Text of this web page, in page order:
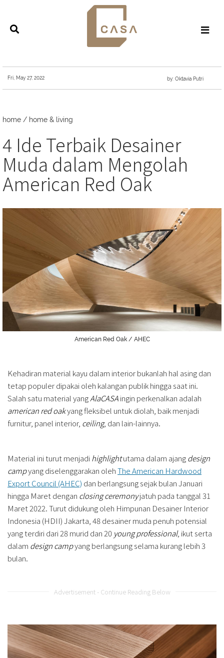
Fri, May 27, 2022 by: Oktavia Putri
home / home & living
4 Ide Terbaik Desainer
Muda dalam Mengolah
American Red Oak
American Red Oak / AHEC
Kehadiran material kayu dalam interior bukanlah hal asing dan
tetap populer dipakai oleh kalangan publik hingga saat ini.
Salah satu material yangAlaCASAingin perkenalkan adalah
american red oakyang fleksibel untuk diolah, baik menjadi
furnitur, panel interior, ceiling, dan lain-lainnya.
Material ini turut menjadi highlightutama dalam ajangdesign
campyang diselenggarakan olehThe American Hardwood
Export Council (AHEC) dan berlangsung sejak bulan Januari
hingga Maret dengan closing ceremonyjatuh pada tanggal 31
Maret 2022. Turut didukung oleh Himpunan Desainer Interior
Indonesia (HDII) Jakarta, 48 desainer muda penuh potensial
yang terdiri dari 28 murid dan 20 young professional, ikut serta
dalam design campyang berlangsung selama kurang lebih 3
bulan.
Advertisement - Continue Reading Below